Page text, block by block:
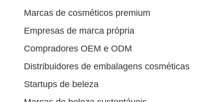
Marcas de cosméticos premium
Empresas de marca própria
Compradores OEM e ODM
Distribuidores de embalagens cosméticas
Startups de beleza